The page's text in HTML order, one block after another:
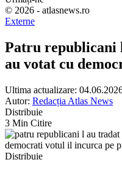
© 2026 - atlasnews.ro
Externe
Patru republicani
au votat cu
Ultima actualizare:
Autor: Redacția Atlas News
Distribuie
3 Min Citire
Distribuie